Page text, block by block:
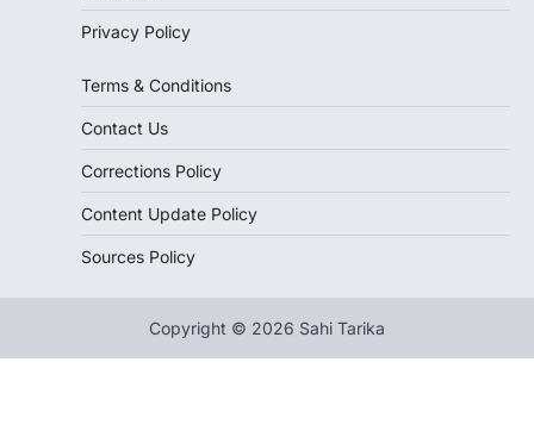
Privacy Policy
Terms & Conditions
Contact Us
Corrections Policy
Content Update Policy
Sources Policy